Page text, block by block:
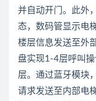
并自动开门。此外
态，数码管显示电
楼层信息发送至外
盘实现1-4层呼叫
层。通过蓝牙模块
请求发送至内部电